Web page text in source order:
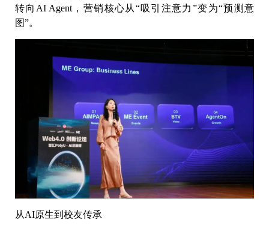
转向AI Agent，营销核心从“吸引注意力”变为“预测意
图”。
从AI原生到校友传承